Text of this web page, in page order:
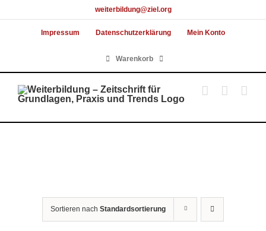
to
weiterbildung@ziel.org
Impressum Datenschutzerklärung Mein Konto
Warenkorb
Sortieren nach Standardsortierung